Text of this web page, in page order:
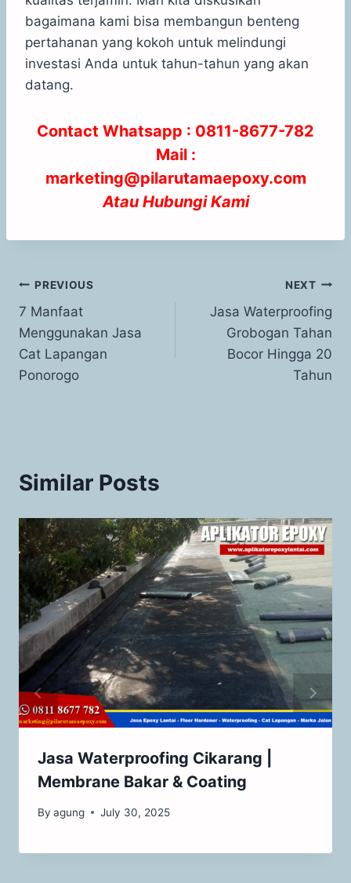
bagaimana kami bisa membangun benteng
pertahanan yang kokoh untuk melindungi
investasi Anda untuk tahun-tahun yang akan
datang.
Contact Whatsapp : 0811-8677-782
Mail :
marketing@pilarutamaepoxy.com
Atau Hubungi Kami
PREVIOUS
7 Manfaat
Menggunakan Jasa
Cat Lapangan
Ponorogo
NEXT
Jasa Waterproofing
Grobogan Tahan
Bocor Hingga 20
Tahun
Similar Posts
Jasa Waterproofing Cikarang |
Membrane Bakar & Coating
By agung July 30, 2025